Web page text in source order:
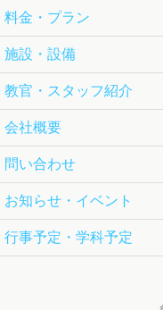
料金・プラン
施設・設備
教官・スタッフ紹介
会社概要
問い合わせ
お知らせ・イベント
行事予定・学科予定